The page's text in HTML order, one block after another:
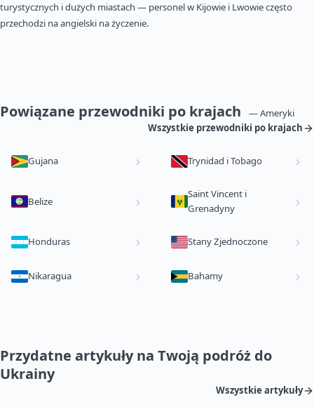
turystycznych i dużych miastach — personel w Kijowie i Lwowie często
przechodzi na angielski na życzenie.
Powiązane przewodniki po krajach
— Ameryki
Wszystkie przewodniki po krajach
Gujana Trynidad i Tobago
Belize
Saint Vincent i
Grenadyny
Honduras Stany Zjednoczone
Nikaragua Bahamy
Przydatne artykuły na Twoją podróż do
Ukrainy
Wszystkie artykuły